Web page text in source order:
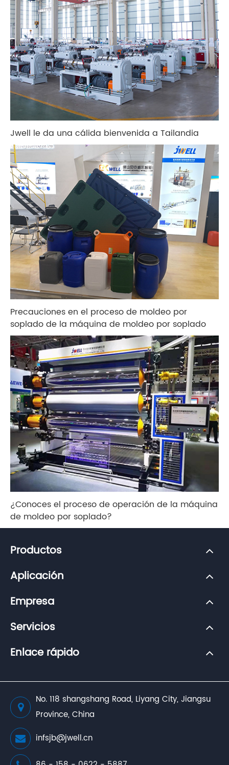
Jwell le da una cálida bienvenida a Tailandia
Precauciones en el proceso de moldeo por
soplado de la máquina de moldeo por soplado
¿Conoces el proceso de operación de la máquina
de moldeo por soplado?
Productos
Aplicación
Empresa
Servicios
Enlace rápido
No. 118 shangshang Road, Liyang City, Jiangsu
Province, China
infsjb@jwell.cn